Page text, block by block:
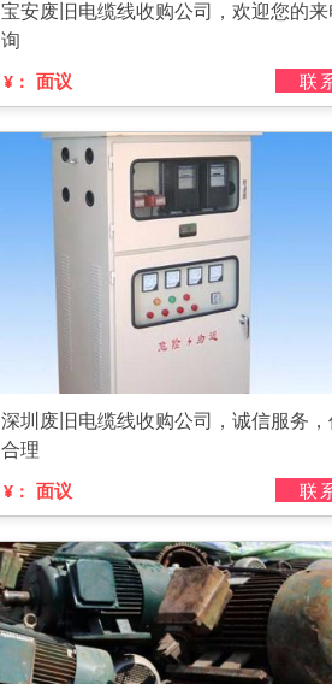
宝安废旧电缆线收购公司，欢迎您的
询
¥： 面议 联
深圳废旧电缆线收购公司，诚信服务
合理
¥： 面议 联